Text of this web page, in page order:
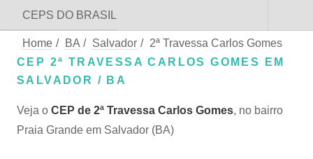
CEPS DO BRASIL
Home / BA / Salvador / 2ª Travessa Carlos Gomes
CEP 2ª TRAVESSA CARLOS GOMES EM
SALVADOR / BA
Veja o CEP de 2ª Travessa Carlos Gomes, no bairro
Praia Grande em Salvador (BA)